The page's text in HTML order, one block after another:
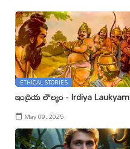
ETHICAL STORIES
ఇంద్రియ లౌల్యం - Irdiya Laukyam
May 09, 2025